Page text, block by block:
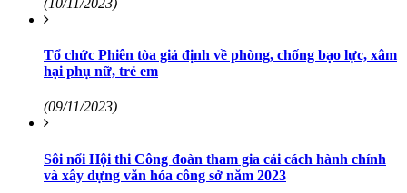
Tổ chức Phiên tòa giả định về phòng, chống bạo lực, xâm
hại phụ nữ, trẻ em
(09/11/2023)
Sôi nổi Hội thi Công đoàn tham gia cải cách hành chính
và xây dựng văn hóa công sở năm 2023